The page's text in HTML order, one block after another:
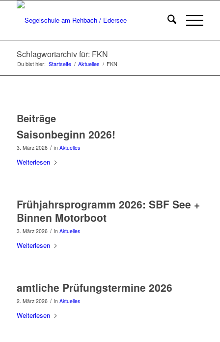
Schlagwortarchiv für: FKN
Du bist hier: Startseite / Aktuelles / FKN
Beiträge
Saisonbeginn 2026!
3. März 2026 / in Aktuelles
Weiterlesen
Frühjahrsprogramm 2026: SBF See +
Binnen Motorboot
3. März 2026 / in Aktuelles
Weiterlesen
amtliche Prüfungstermine 2026
2. März 2026 / in Aktuelles
Weiterlesen